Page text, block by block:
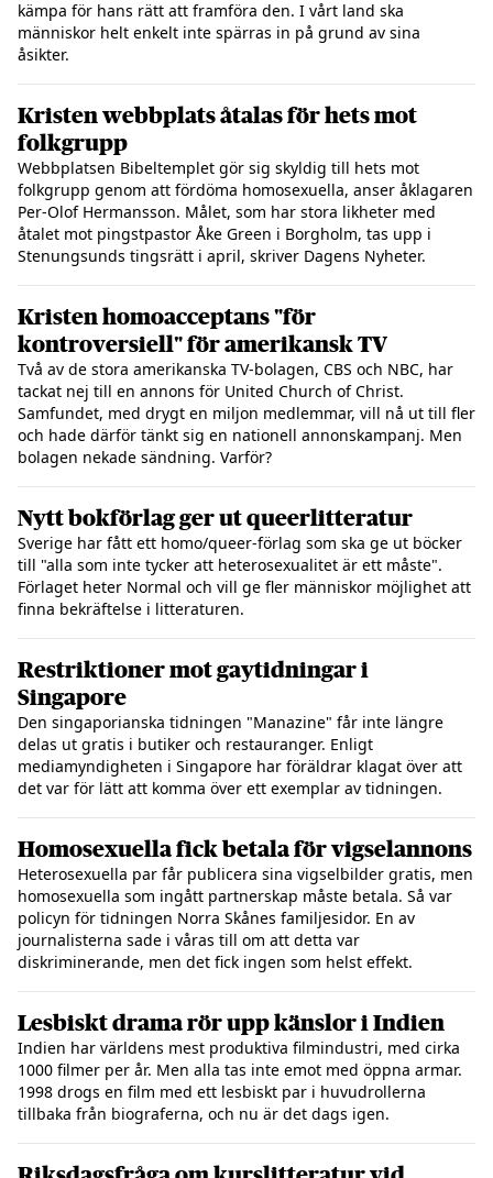
kämpa för hans rätt att framföra den. I vårt land ska
människor helt enkelt inte spärras in på grund av sina
åsikter.
Kristen webbplats åtalas för hets mot
folkgrupp
Webbplatsen Bibeltemplet gör sig skyldig till hets mot
folkgrupp genom att fördöma homosexuella, anser åklagaren
Per-Olof Hermansson. Målet, som har stora likheter med
åtalet mot pingstpastor Åke Green i Borgholm, tas upp i
Stenungsunds tingsrätt i april, skriver Dagens Nyheter.
Kristen homoacceptans "för
kontroversiell" för amerikansk TV
Två av de stora amerikanska TV-bolagen, CBS och NBC, har
tackat nej till en annons för United Church of Christ.
Samfundet, med drygt en miljon medlemmar, vill nå ut till fler
och hade därför tänkt sig en nationell annonskampanj. Men
bolagen nekade sändning. Varför?
Nytt bokförlag ger ut queerlitteratur
Sverige har fått ett homo/queer-förlag som ska ge ut böcker
till "alla som inte tycker att heterosexualitet är ett måste".
Förlaget heter Normal och vill ge fler människor möjlighet att
finna bekräftelse i litteraturen.
Restriktioner mot gaytidningar i
Singapore
Den singaporianska tidningen "Manazine" får inte längre
delas ut gratis i butiker och restauranger. Enligt
mediamyndigheten i Singapore har föräldrar klagat över att
det var för lätt att komma över ett exemplar av tidningen.
Homosexuella fick betala för vigselannons
Heterosexuella par får publicera sina vigselbilder gratis, men
homosexuella som ingått partnerskap måste betala. Så var
policyn för tidningen Norra Skånes familjesidor. En av
journalisterna sade i våras till om att detta var
diskriminerande, men det fick ingen som helst effekt.
Lesbiskt drama rör upp känslor i Indien
Indien har världens mest produktiva filmindustri, med cirka
1000 filmer per år. Men alla tas inte emot med öppna armar.
1998 drogs en film med ett lesbiskt par i huvudrollerna
tillbaka från biograferna, och nu är det dags igen.